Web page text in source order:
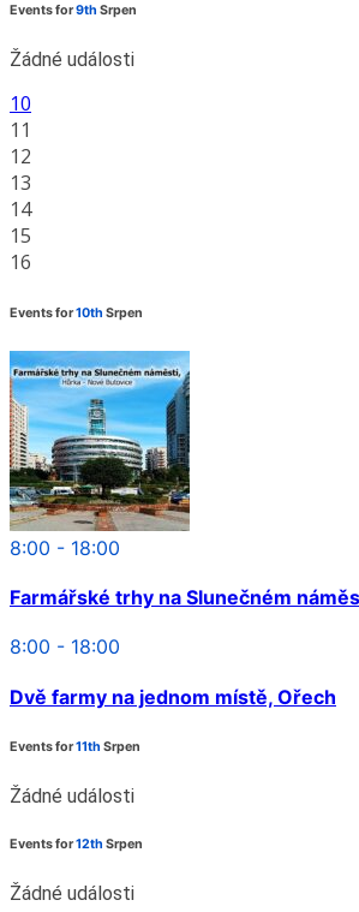
Events for9th Srpen
Žádné události
10
11
12
13
14
15
16
Events for10th Srpen
8:00 - 18:00
Farmářské trhy na Slunečném
8:00 - 18:00
Dvě farmy na jednom místě, Ořech
Events for11th Srpen
Žádné události
Events for12th Srpen
Žádné události